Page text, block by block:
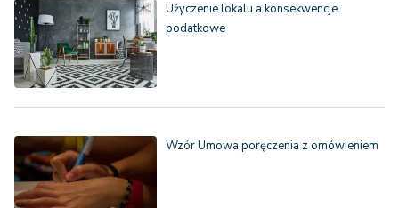
Użyczenie lokalu a konsekwencje
podatkowe
Wzór Umowa poręczenia z omówieniem